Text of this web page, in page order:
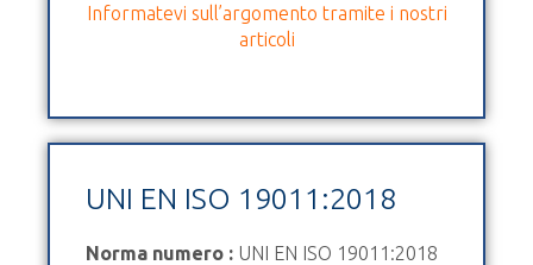
Informatevi sull’argomento tramite i nostri
articoli
UNI EN ISO 19011:2018
Norma numero : UNI EN ISO 19011:2018